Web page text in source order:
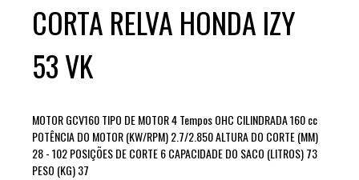
CORTA RELVA HONDA IZY
53 VK
MOTOR GCV160 TIPO DE MOTOR 4 Tempos OHC CILINDRADA 160 cc
POTÊNCIA DO MOTOR (KW/RPM) 2.7/2.850 ALTURA DO CORTE (MM)
28 - 102 POSIÇÕES DE CORTE 6 CAPACIDADE DO SACO (LITROS) 73
PESO (KG) 37